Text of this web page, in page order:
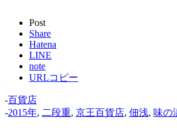
Post
Share
Hatena
LINE
note
URLコピー
-百貨店
-2015年, 二段重, 京王百貨店, 佃浅, 味の